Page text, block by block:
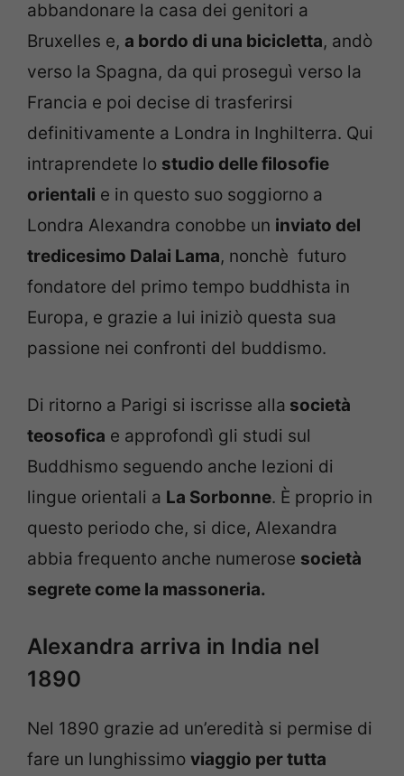
abbandonare la casa dei genitori a
Bruxelles e, a bordo di una bicicletta, andò
verso la Spagna, da qui proseguì verso la
Francia e poi decise di trasferirsi
definitivamente a Londra in Inghilterra. Qui
intraprendete lo studio delle filosofie
orientali e in questo suo soggiorno a
Londra Alexandra conobbe un inviato del
tredicesimo Dalai Lama, nonchè futuro
fondatore del primo tempo buddhista in
Europa, e grazie a lui iniziò questa sua
passione nei confronti del buddismo.
Di ritorno a Parigi si iscrisse alla società
teosofica e approfondì gli studi sul
Buddhismo seguendo anche lezioni di
lingue orientali a La Sorbonne. È proprio in
questo periodo che, si dice, Alexandra
abbia frequento anche numerose società
segrete come la massoneria.
Alexandra arriva in India nel
1890
Nel 1890 grazie ad un’eredità si permise di
fare un lunghissimo viaggio per tutta